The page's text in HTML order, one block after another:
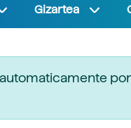
Gizartea
por